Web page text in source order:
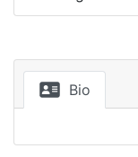
Bio